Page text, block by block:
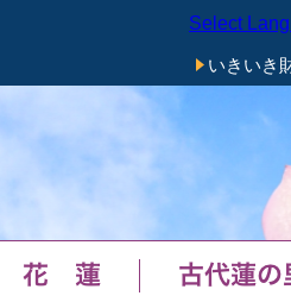
Select
いきいき